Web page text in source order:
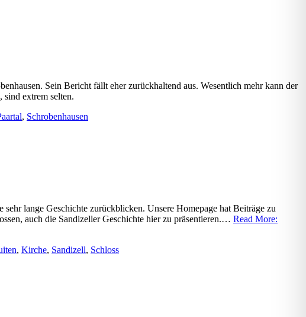
Sein Bericht fällt eher zurückhaltend aus. Wesentlich mehr kann der
extrem selten.
, Schrobenhausen
lange Geschichte zurückblicken. Unsere Homepage hat Beiträge zu
auch die Sandizeller Geschichte hier zu präsentieren.… Read More:
, Kirche, Sandizell, Schloss